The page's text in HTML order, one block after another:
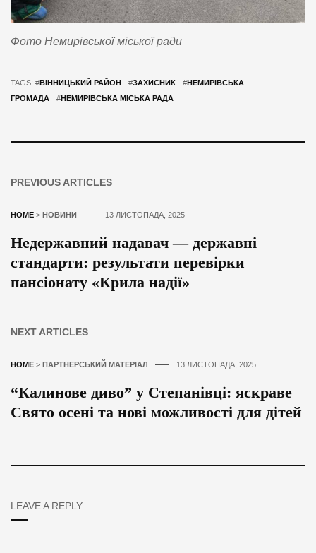
Фото Немирівської міської ради
TAGS: #ВІННИЦЬКИЙ РАЙОН #ЗАХИСНИК #НЕМИРІВСЬКА
ГРОМАДА
#НЕМИРІВСЬКА МІСЬКА РАДА
PREVIOUS ARTICLES
HOME > НОВИНИ 13 ЛИСТОПАДА, 2025
Недержавний надавач — державні
стандарти: результати перевірки
пансіонату «Крила надії»
NEXT ARTICLES
HOME > ПАРТНЕРСЬКИЙ МАТЕРІАЛ 13 ЛИСТОПАДА, 2025
“Калинове диво” у Степанівці: яскраве
Свято осені та нові можливості для дітей
LEAVE A REPLY